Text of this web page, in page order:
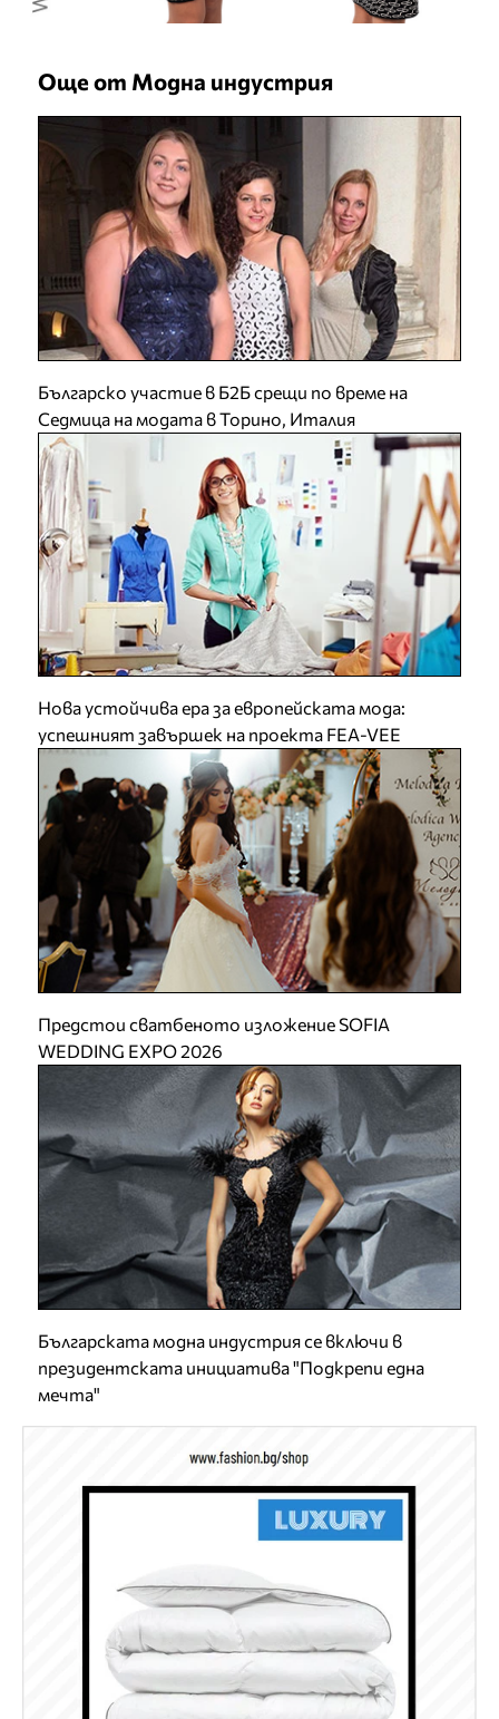
Още от Модна индустрия
Българско участие в Б2Б срещи по време на
Седмица на модата в Торино, Италия
Нова устойчива ера за европейската мода:
успешният завършек на проекта FEA-VEE
Предстои сватбеното изложение SOFIA
WEDDING EXPO 2026
Българската модна индустрия се включи в
президентската инициатива "Подкрепи една
мечта"